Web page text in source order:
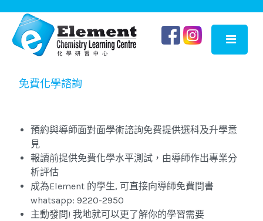
免費化學諮詢
預約與導師面對面學術諮詢免費提供選科及升學意
見
報讀前提供免費化學水平測試，由導師作出專業分
析評估
成為Element 的學生, 可直接向導師免費問書
whatsapp: 9220-2950
主動發問! 我地就可以更了解你的學習需要